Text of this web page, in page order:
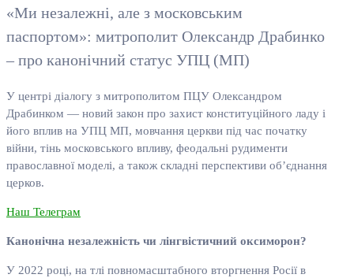
«Ми незалежні, але з московським
паспортом»: митрополит Олександр Драбинко
– про канонічний статус УПЦ (МП)
У центрі діалогу з митрополитом ПЦУ Олександром
Драбинком — новий закон про захист конституційного ладу і
його вплив на УПЦ МП, мовчання церкви під час початку
війни, тінь московського впливу, феодальні рудименти
православної моделі, а також складні перспективи об’єднання
церков.
Наш Телеграм
Канонічна незалежність чи лінгвістичний оксиморон?
У 2022 році, на тлі повномасштабного вторгнення Росії в